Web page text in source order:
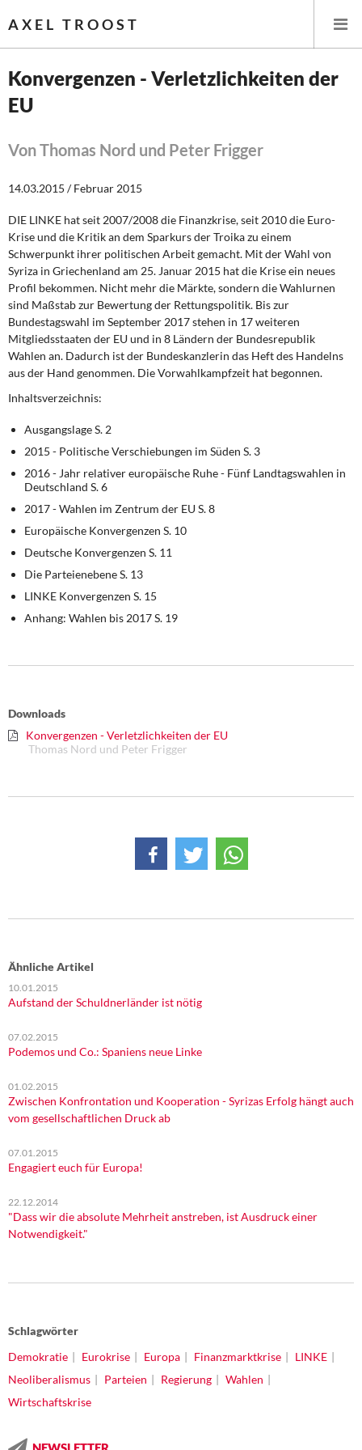
AXEL TROOST
Startseite
Themen
Leitlinien linker Wirtschafts- und Finanzpolitik
Wirtschaftspolitik
Steuer- und Finanzpolitik
Öffentliche Infrastruktur und Daseinsvorsorge
Eurokrise und Griechenland
DIE LINKE
Memo-Gruppe
Institut Solidarische Moderne
Rosa-Luxemburg-Stiftung
Über mich
Konvergenzen - Verletzlichkeiten der
EU
Von Thomas Nord und Peter Frigger
14.03.2015 / Februar 2015
DIE LINKE hat seit 2007/2008 die Finanzkrise, seit 2010 die Euro-
Krise und die Kritik an dem Sparkurs der Troika zu einem
Schwerpunkt ihrer politischen Arbeit gemacht. Mit der Wahl von
Syriza in Griechenland am 25. Januar 2015 hat die Krise ein neues
Profil bekommen. Nicht mehr die Märkte, sondern die Wahlurnen
sind Maßstab zur Bewertung der Rettungspolitik. Bis zur
Bundestagswahl im September 2017 stehen in 17 weiteren
Mitgliedsstaaten der EU und in 8 Ländern der Bundesrepublik
Wahlen an. Dadurch ist der Bundeskanzlerin das Heft des Handelns
aus der Hand genommen. Die Vorwahlkampfzeit hat begonnen.
Inhaltsverzeichnis:
Ausgangslage S. 2
2015 - Politische Verschiebungen im Süden S. 3
2016 - Jahr relativer europäische Ruhe - Fünf Landtagswahlen in
Deutschland S. 6
2017 - Wahlen im Zentrum der EU S. 8
Europäische Konvergenzen S. 10
Deutsche Konvergenzen S. 11
Die Parteienebene S. 13
LINKE Konvergenzen S. 15
Anhang: Wahlen bis 2017 S. 19
Downloads
Konvergenzen - Verletzlichkeiten der EU
Thomas Nord und Peter Frigger
Ähnliche Artikel
10.01.2015
Aufstand der Schuldnerländer ist nötig
07.02.2015
Podemos und Co.: Spaniens neue Linke
01.02.2015
Zwischen Konfrontation und Kooperation - Syrizas Erfolg hängt auch
vom gesellschaftlichen Druck ab
07.01.2015
Engagiert euch für Europa!
22.12.2014
"Dass wir die absolute Mehrheit anstreben, ist Ausdruck einer
Notwendigkeit."
Schlagwörter
Demokratie
Eurokrise Europa Finanzmarktkrise
LINKE
Neoliberalismus
Parteien Regierung
Wahlen
Wirtschaftskrise